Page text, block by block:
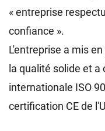
« entreprise
confiance ».
L'entreprise a mis
la qualité solide et
internationale ISO
certification CE de